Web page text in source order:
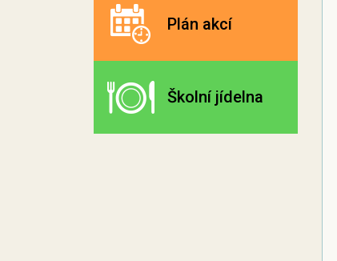
Plán akcí
Školní jídelna